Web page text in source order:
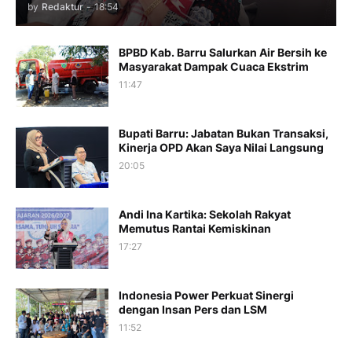
by Redaktur - 18:54
BPBD Kab. Barru Salurkan Air Bersih ke
Masyarakat Dampak Cuaca Ekstrim
11:47
Bupati Barru: Jabatan Bukan Transaksi,
Kinerja OPD Akan Saya Nilai Langsung
20:05
Andi Ina Kartika: Sekolah Rakyat
Memutus Rantai Kemiskinan
17:27
Indonesia Power Perkuat Sinergi
dengan Insan Pers dan LSM
11:52